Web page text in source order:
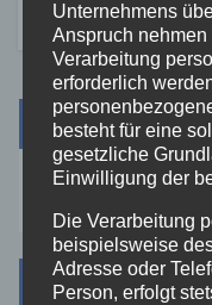
Suche
Kategorien
Unternehmens
Anspruch
Verarbeitung
erforderlich
besteht für eine
gesetzliche
Einwilligung der
Die Verarbeitung
beispielsweise
Adresse oder
Person, erfolgt